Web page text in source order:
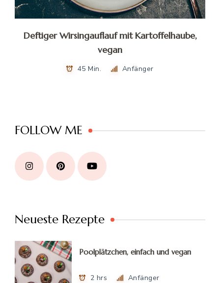
Deftiger Wirsingauflauf mit Kartoffelhaube,
vegan
45 Min. Anfänger
FOLLOW ME
Neueste Rezepte
Poolplätzchen, einfach und vegan
2 hrs Anfänger